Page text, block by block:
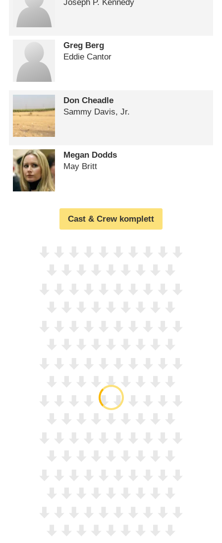
Joseph P. Kennedy
Greg Berg
Eddie Cantor
Don Cheadle
Sammy Davis, Jr.
Megan Dodds
May Britt
Cast & Crew komplett